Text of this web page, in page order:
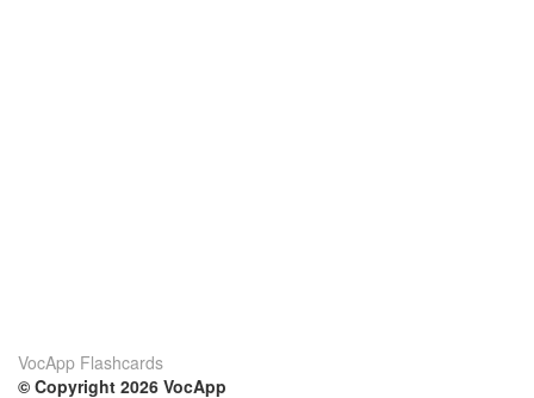
VocApp Flashcards
© Copyright 2026 VocApp